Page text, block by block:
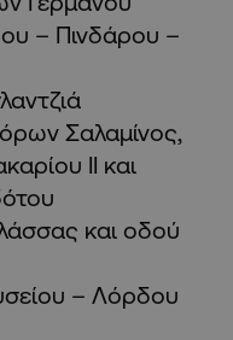
– Πινδάρου –
Σαλαμίνος,
ΙΙ και
και οδού
– Λόρδου